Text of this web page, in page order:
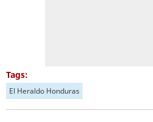
Tags:
El Heraldo Honduras